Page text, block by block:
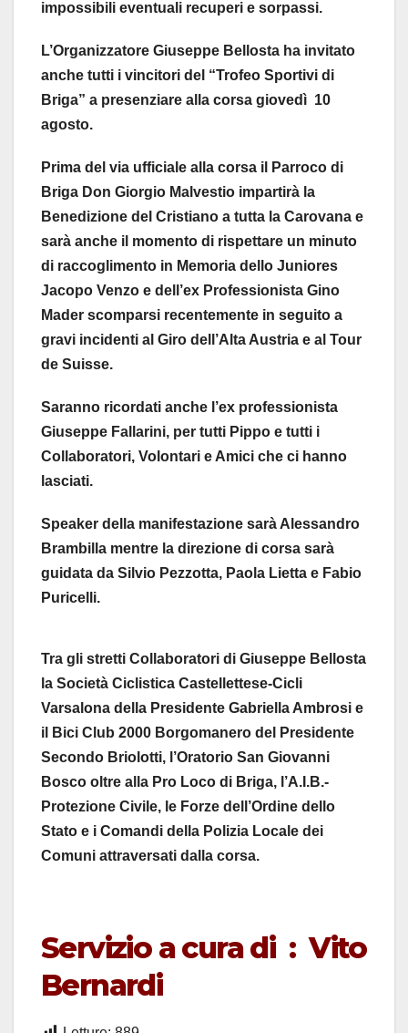
impossibili eventuali recuperi e sorpassi.
L’Organizzatore Giuseppe Bellosta ha invitato
anche tutti i vincitori del “Trofeo Sportivi di
Briga” a presenziare alla corsa giovedì 10
agosto.
Prima del via ufficiale alla corsa il Parroco di
Briga Don Giorgio Malvestio impartirà la
Benedizione del Cristiano a tutta la Carovana e
sarà anche il momento di rispettare un minuto
di raccoglimento in Memoria dello Juniores
Jacopo Venzo e dell’ex Professionista Gino
Mader scomparsi recentemente in seguito a
gravi incidenti al Giro dell’Alta Austria e al Tour
de Suisse.
Saranno ricordati anche l’ex professionista
Giuseppe Fallarini, per tutti Pippo e tutti i
Collaboratori, Volontari e Amici che ci hanno
lasciati.
Speaker della manifestazione sarà Alessandro
Brambilla mentre la direzione di corsa sarà
guidata da Silvio Pezzotta, Paola Lietta e Fabio
Puricelli.
Tra gli stretti Collaboratori di Giuseppe Bellosta
la Società Ciclistica Castellettese-Cicli
Varsalona della Presidente Gabriella Ambrosi e
il Bici Club 2000 Borgomanero del Presidente
Secondo Briolotti, l’Oratorio San Giovanni
Bosco oltre alla Pro Loco di Briga, l’A.I.B.-
Protezione Civile, le Forze dell’Ordine dello
Stato e i Comandi della Polizia Locale dei
Comuni attraversati dalla corsa.
Servizio a cura di : Vito
Bernardi